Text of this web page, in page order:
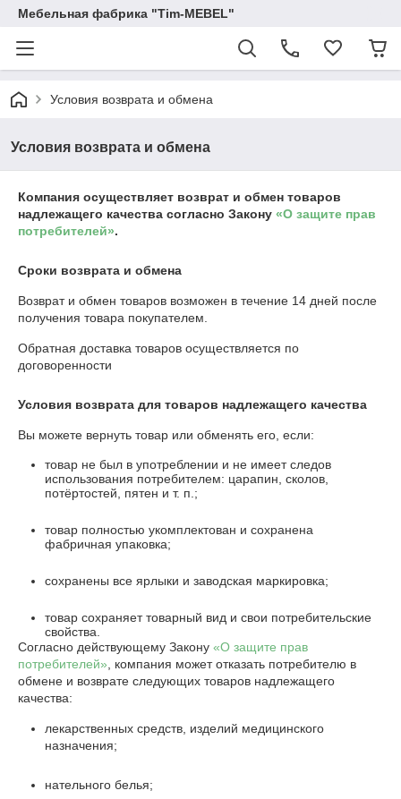
Мебельная фабрика "Tim-MEBEL"
Условия возврата и обмена
Условия возврата и обмена
Компания осуществляет возврат и обмен товаров
надлежащего качества согласно Закону «О защите прав
потребителей».
Сроки возврата и обмена
Возврат и обмен товаров возможен в течение 14 дней после
получения товара покупателем.
Обратная доставка товаров осуществляется по
договоренности
Условия возврата для товаров надлежащего качества
Вы можете вернуть товар или обменять его, если:
товар не был в употреблении и не имеет следов
использования потребителем: царапин, сколов,
потёртостей, пятен и т. п.;
товар полностью укомплектован и сохранена
фабричная упаковка;
сохранены все ярлыки и заводская маркировка;
товар сохраняет товарный вид и свои потребительские
свойства.
Согласно действующему Закону «О защите прав
потребителей» , компания может отказать потребителю в
обмене и возврате следующих товаров надлежащего
качества:
лекарственных средств, изделий медицинского
назначения;
нательного белья;